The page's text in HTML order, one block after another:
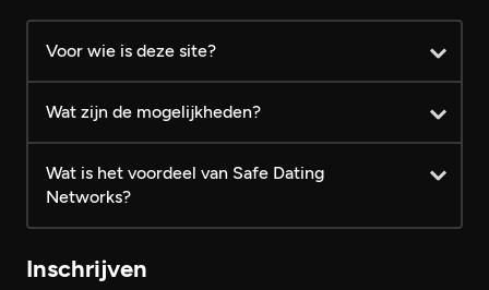
Voor wie is deze site?
Wat zijn de mogelijkheden?
Wat is het voordeel van Safe Dating
Networks?
Inschrijven